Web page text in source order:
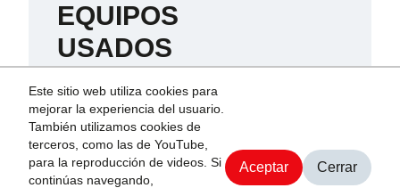
EQUIPOS
USADOS
equipos usados certificados o
vende tu equipo de manera
sencilla.
Este sitio web utiliza cookies para
mejorar la experiencia del usuario.
También utilizamos cookies de
terceros, como las de YouTube,
para la reproducción de videos. Si
continúas navegando,
Aceptar Cerrar